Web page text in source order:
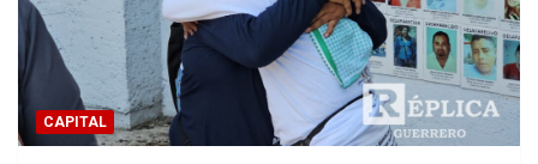
CAPITAL